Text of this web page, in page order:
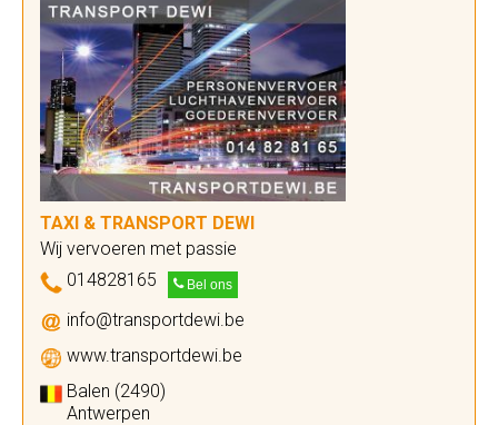
TAXI & TRANSPORT DEWI
Wij vervoeren met passie
014828165
Bel ons
info@transportdewi.be
www.transportdewi.be
Balen (2490)
Antwerpen